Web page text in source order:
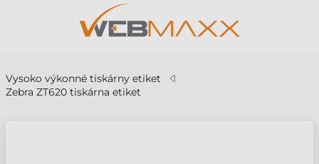
Vysoko výkonné tiskárny etiket
Zebra ZT620 tiskárna etiket